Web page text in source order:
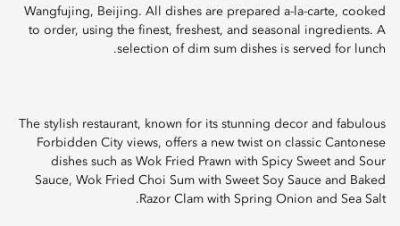
Wangfujing, Beijing. All dishes are prepared a-la-carte, cooked
to order, using the finest, freshest, and seasonal ingredients. A
selection of dim sum dishes is served for lunch.
The stylish restaurant, known for its stunning decor and fabulous
Forbidden City views, offers a new twist on classic Cantonese
dishes such as Wok Fried Prawn with Spicy Sweet and Sour
Sauce, Wok Fried Choi Sum with Sweet Soy Sauce and Baked
Razor Clam with Spring Onion and Sea Salt.